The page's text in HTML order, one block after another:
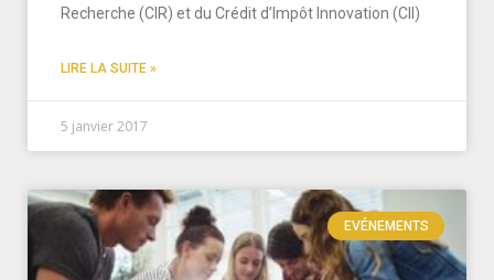
Recherche (CIR) et du Crédit d’Impôt Innovation (CII)
LIRE LA SUITE »
5 janvier 2017
EVÉNEMENTS